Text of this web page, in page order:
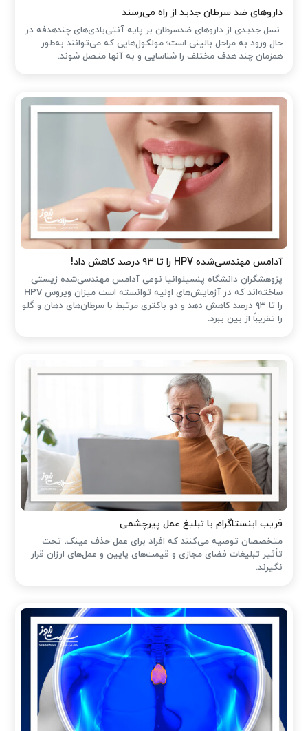
داروهای ضد سرطان جدید از راه می‌رسند
نسل جدیدی از داروهای ضدسرطان بر پایه آنتی‌بادی‌های چندهدفه در
حال ورود به مراحل بالینی است؛ مولکول‌هایی که می‌توانند به‌طور
همزمان چند هدف مختلف را شناسایی و به آنها متصل شوند.
آدامس مهندسی‌شده‌ HPV را تا ۹۳ درصد کاهش داد!
پژوهشگران دانشگاه پنسیلوانیا نوعی آدامس مهندسی‌شده زیستی
ساخته‌اند که در آزمایش‌های اولیه توانسته است میزان ویروس HPV
را تا ۹۳ درصد کاهش دهد و دو باکتری مرتبط با سرطان‌های دهان و گلو
را تقریباً از بین ببرد.
فریب اینستاگرام با تبلیغ عمل پیرچشمی
متخصصان توصیه می‌کنند که افراد برای عمل حذف عینک، تحت
تأثیر تبلیغات فضای مجازی و قیمت‌های پایین و عمل‌های ارزان قرار
نگیرند.